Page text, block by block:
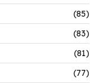
(85)
(83)
(81)
(77)